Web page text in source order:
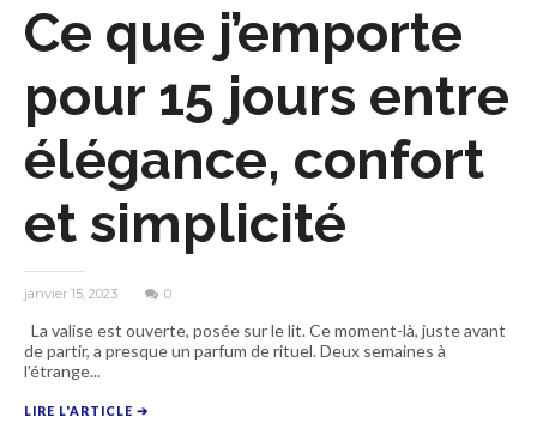
Ce que j’emporte
pour 15 jours entre
élégance, confort
et simplicité
janvier 15, 2023 0
La valise est ouverte, posée sur le lit. Ce moment-là, juste avant
de partir, a presque un parfum de rituel. Deux semaines à
l'étrange...
LIRE L'ARTICLE ➔